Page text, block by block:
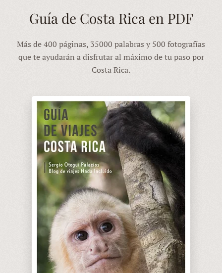
Guía de Costa Rica en PDF
Más de 400 páginas, 35000 palabras y 500 fotografías
que te ayudarán a disfrutar al máximo de tu paso por
Costa Rica.